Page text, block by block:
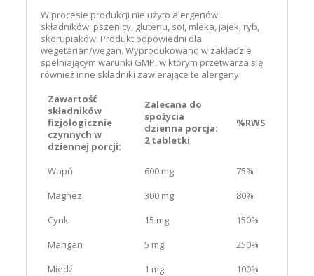
W procesie produkcji nie użyto alergenów i
składników: pszenicy, glutenu, soi, mleka, jajek, ryb,
skorupiaków. Produkt odpowiedni dla
wegetarian/wegan. Wyprodukowano w zakładzie
spełniającym warunki GMP, w którym przetwarza się
również inne składniki zawierające te alergeny.
Zawartość
składników
fizjologicznie
czynnych w
dziennej porcji:
Zalecana do
spożycia
dzienna porcja:
2 tabletki
%RWS
Wapń 600 mg
75%
Magnez
300 mg
80%
Cynk
15 mg
150%
Mangan
5 mg
250%
Miedź
1 mg
100%